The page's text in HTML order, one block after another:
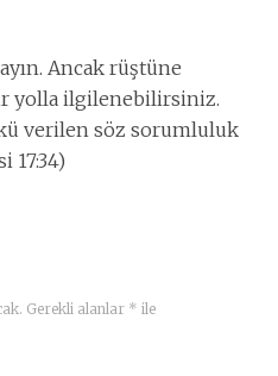
Ancak rüştüne
yolla ilgilenebilirsiniz.
verilen söz sorumluluk
17:34)
Gerekli alanlar * ile